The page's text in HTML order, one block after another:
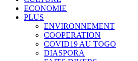
ECONOMIE
PLUS
ENVIRONNEMENT
COOPERATION
COVID19 AU TOGO
DIASPORA